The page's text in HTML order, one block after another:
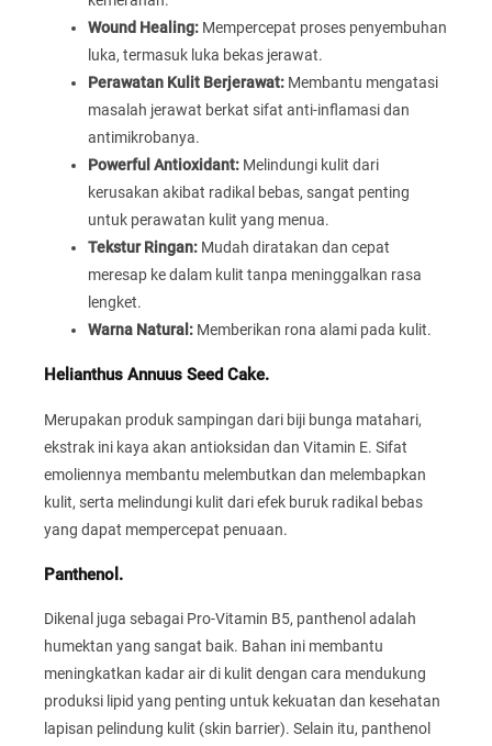
Wound Healing: Mempercepat proses penyembuhan
luka, termasuk luka bekas jerawat.
Perawatan Kulit Berjerawat: Membantu mengatasi
masalah jerawat berkat sifat anti-inflamasi dan
antimikrobanya.
Powerful Antioxidant: Melindungi kulit dari
kerusakan akibat radikal bebas, sangat penting
untuk perawatan kulit yang menua.
Tekstur Ringan: Mudah diratakan dan cepat
meresap ke dalam kulit tanpa meninggalkan rasa
lengket.
Warna Natural: Memberikan rona alami pada kulit.
Helianthus Annuus Seed Cake.
Merupakan produk sampingan dari biji bunga matahari,
ekstrak ini kaya akan antioksidan dan Vitamin E. Sifat
emoliennya membantu melembutkan dan melembapkan
kulit, serta melindungi kulit dari efek buruk radikal bebas
yang dapat mempercepat penuaan.
Panthenol.
Dikenal juga sebagai Pro-Vitamin B5, panthenol adalah
humektan yang sangat baik. Bahan ini membantu
meningkatkan kadar air di kulit dengan cara mendukung
produksi lipid yang penting untuk kekuatan dan kesehatan
lapisan pelindung kulit (skin barrier). Selain itu, panthenol